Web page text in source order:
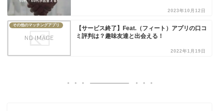
2023年10月12日
その他のマッチングアプリ
【サービス終了】Feat.（フィート）アプリの口コ
ミ評判は？趣味友達と出会える！
2022年1月19日